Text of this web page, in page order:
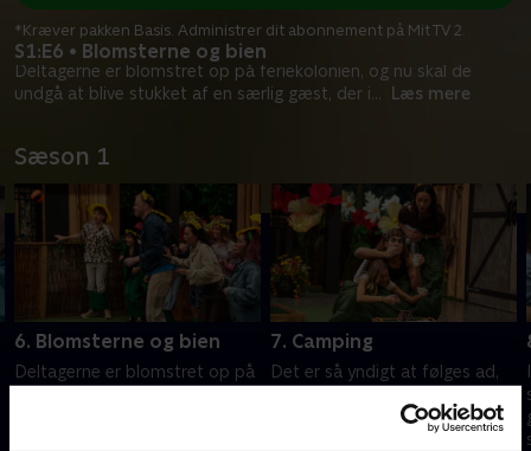
S1:E6 • Blomsterne og bien
Deltagerne er blomstret op på feriekolonien, og nu skal de
undgå at blive stukket af en særlig gæst, der i... Læs mere
*Kræver pakken Basis. Administrer dit abonnement på Mit TV 2.
Sæson 1
6. Blomsterne og bien
Deltagerne er blomstret op på
7. Camping
Det er så yndigt at følges ad,
deles tre mennesker om en
sovepose. Hvem hopper først i